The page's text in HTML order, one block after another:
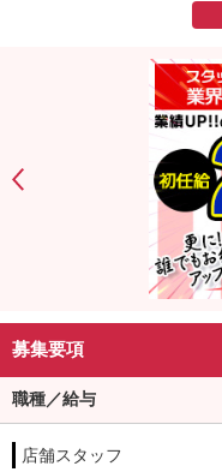
誰でも初任給290000円ス
清掃・接客・店内業務全
未経験大歓迎！パソコン
■マジメに業界の活性化を
我々は当業界産業を１つ
社員１人１人の意見をし
働くみなさん全員が主役の
一緒に楽しく、真面目に
う！
■法令遵守
社員さんが長く安心して
募集要項
職種／給与
店舗スタッフ